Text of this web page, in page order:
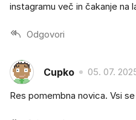
instagramu več in čakanje na
Odgovori
Cupko 05. 07.
Res pomembna novica. Vsi